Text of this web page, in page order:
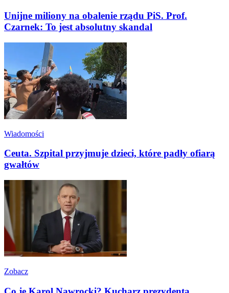
Unijne miliony na obalenie rządu PiS. Prof.
Czarnek: To jest absolutny skandal
Wiadomości
Ceuta. Szpital przyjmuje dzieci, które padły ofiarą
gwałtów
Zobacz